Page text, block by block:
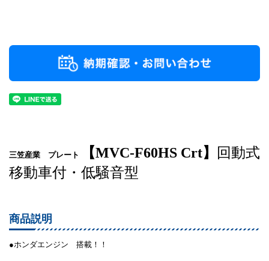
三笠産業 プレート 【MVC-F60HS Crt】
回動式
移動車付・低騒音型
商品説明
●ホンダエンジン 搭載！！